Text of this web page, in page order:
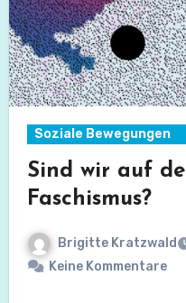
Soziale Bewegungen
Sind wir auf
Faschismus?
Brigitte Kratzwald
Keine Kommentare